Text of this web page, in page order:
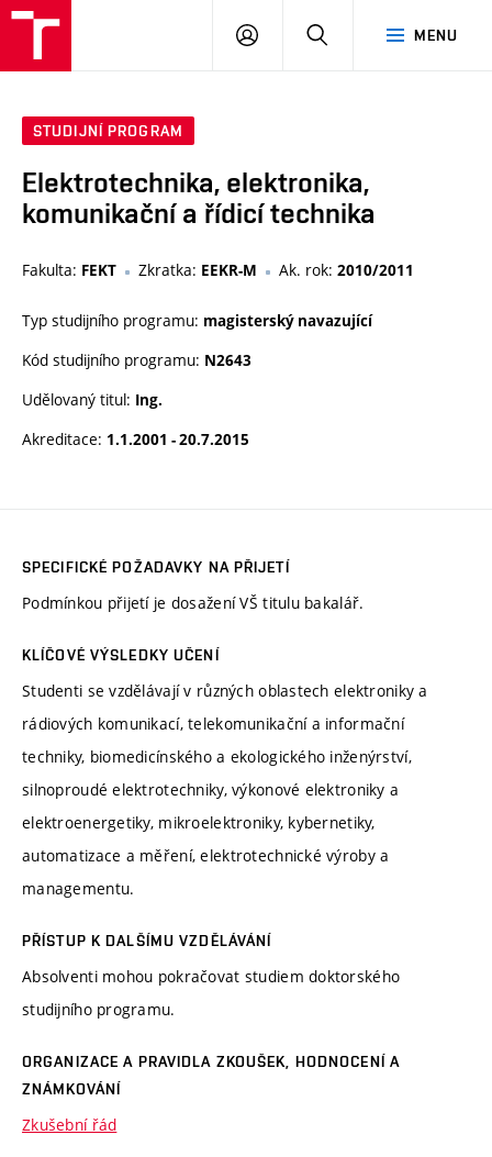
MENU
PŘIHLÁSIT
STUDIJNÍ PROGRAM
Elektrotechnika, elektronika,
komunikační a řídicí technika
Fakulta: FEKT Zkratka: EEKR-M Ak. rok: 2010/2011
Typ studijního programu: magisterský navazující
Kód studijního programu: N2643
Udělovaný titul: Ing.
Akreditace: 1.1.2001 - 20.7.2015
SPECIFICKÉ POŽADAVKY NA PŘIJETÍ
Podmínkou přijetí je dosažení VŠ titulu bakalář.
KLÍČOVÉ VÝSLEDKY UČENÍ
Studenti se vzdělávají v různých oblastech elektroniky a
rádiových komunikací, telekomunikační a informační
techniky, biomedicínského a ekologického inženýrství,
silnoproudé elektrotechniky, výkonové elektroniky a
elektroenergetiky, mikroelektroniky, kybernetiky,
automatizace a měření, elektrotechnické výroby a
managementu.
PŘÍSTUP K DALŠÍMU VZDĚLÁVÁNÍ
Absolventi mohou pokračovat studiem doktorského
studijního programu.
ORGANIZACE A PRAVIDLA ZKOUŠEK, HODNOCENÍ A
ZNÁMKOVÁNÍ
Zkušební řád